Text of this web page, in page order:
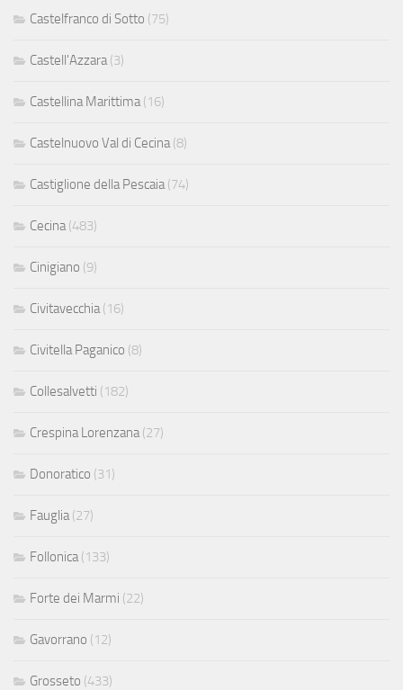
Castelfranco di Sotto (75)
Castell'Azzara (3)
Castellina Marittima (16)
Castelnuovo Val di Cecina (8)
Castiglione della Pescaia (74)
Cecina (483)
Cinigiano (9)
Civitavecchia (16)
Civitella Paganico (8)
Collesalvetti (182)
Crespina Lorenzana (27)
Donoratico (31)
Fauglia (27)
Follonica (133)
Forte dei Marmi (22)
Gavorrano (12)
Grosseto (433)